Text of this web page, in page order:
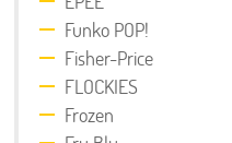
Funko POP!
Fisher-Price
FLOCKIES
Frozen